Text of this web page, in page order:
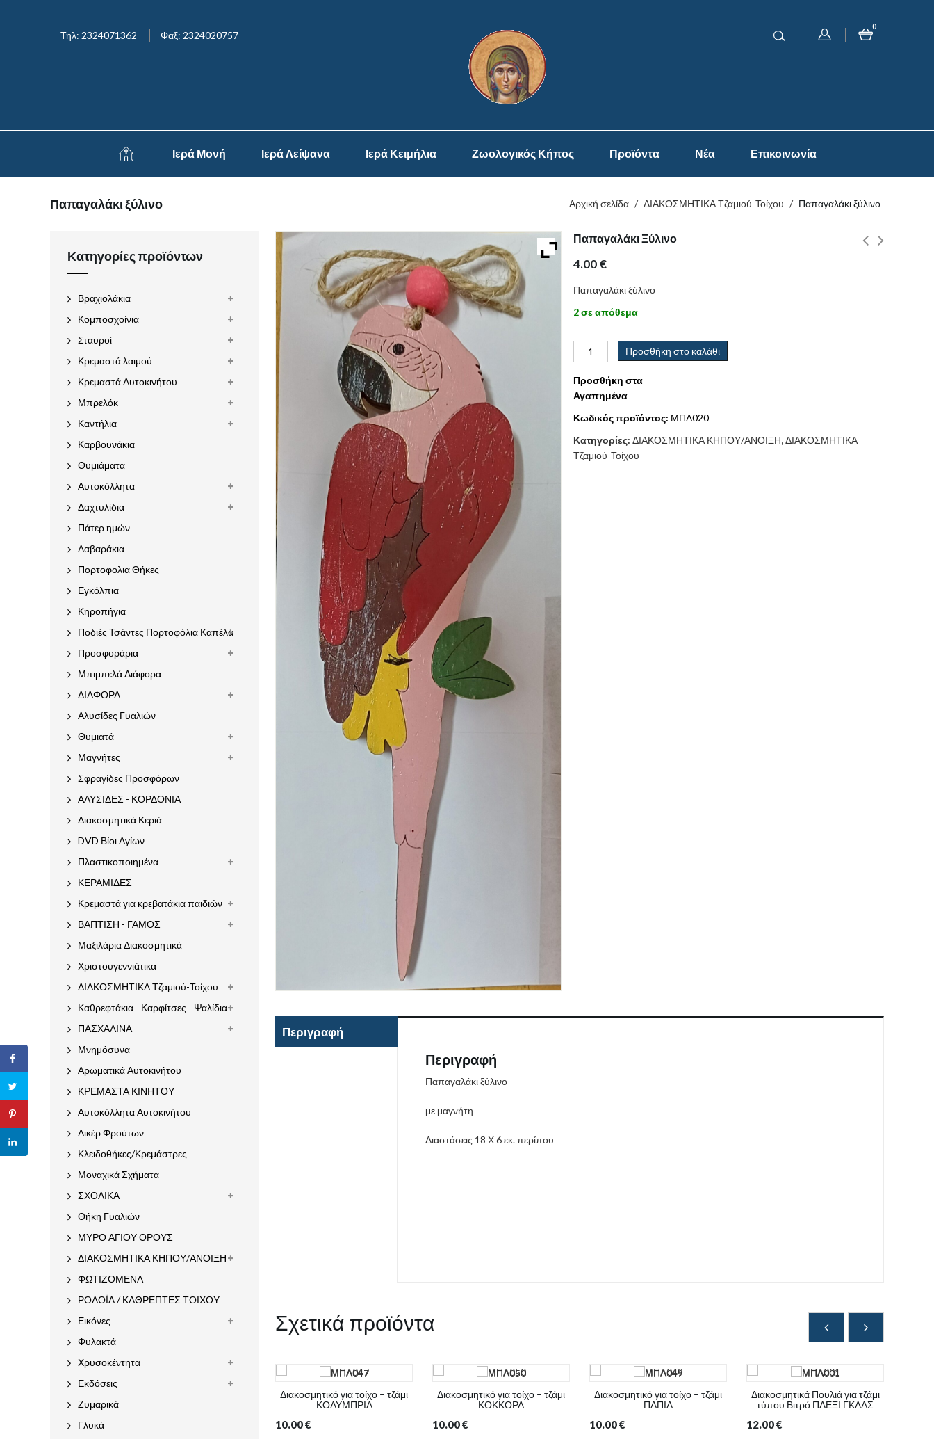
Τηλ: 2324071362 Φαξ: 2324020757
0
Ιερά Μονή Ιερά Λείψανα Ιερά Κειμήλια Ζωολογικός Κήπος Προϊόντα Νέα Επικοινωνία
Παπαγαλάκι ξύλινο Αρχική σελίδα / ΔΙΑΚΟΣΜΗΤΙΚΑ Τζαμιού-Τοίχου / Παπαγαλάκι ξύλινο
Παπαγαλάκι Ξύλινο
4.00€
Παπαγαλάκι ξύλινο
2 σε απόθεμα
Προσθήκη στο καλάθι
Προσθήκη στα
Αγαπημένα
Κωδικός προϊόντος: ΜΠΛ020
Κατηγορίες:ΔΙΑΚΟΣΜΗΤΙΚΑ ΚΗΠΟΥ/ΑΝΟΙΞΗ,ΔΙΑΚΟΣΜΗΤΙΚΑ
Τζαμιού-Τοίχου
Περιγραφή
Περιγραφή
Παπαγαλάκι ξύλινο
με μαγνήτη
Διαστάσεις 18 Χ 6 εκ. περίπου
Σχετικά προϊόντα
Διακοσμητικό για τοίχο – τζάμι
ΚΟΛΥΜΠΡΙΑ
10.00€
Διακοσμητικό για τοίχο – τζάμι
ΚΟΚΚΟΡΑ
10.00€
Διακοσμητικό για τοίχο – τζάμι
ΠΑΠΙΑ
10.00€
Διακοσμητικά Πουλιά για τζάμι
τύπου Βιτρό ΠΛΕΞΙ ΓΚΛΑΣ
12.00€
Κατηγορίες προϊόντων
Βραχιολάκια
Κομποσχοίνια
Σταυροί
Κρεμαστά λαιμού
Κρεμαστά Αυτοκινήτου
Μπρελόκ
Καντήλια
Καρβουνάκια
Θυμιάματα
Αυτοκόλλητα
Δαχτυλίδια
Πάτερ ημών
Λαβαράκια
Πορτοφολια Θήκες
Εγκόλπια
Κηροπήγια
Ποδιές Τσάντες Πορτοφόλια Καπέλα
Προσφοράρια
Μπιμπελά Διάφορα
ΔΙΑΦΟΡΑ
Αλυσίδες Γυαλιών
Θυμιατά
Μαγνήτες
Σφραγίδες Προσφόρων
ΑΛΥΣΙΔΕΣ - ΚΟΡΔΟΝΙΑ
Διακοσμητικά Κεριά
DVD Βίοι Αγίων
Πλαστικοποιημένα
ΚΕΡΑΜΙΔΕΣ
Κρεμαστά για κρεβατάκια παιδιών
ΒΑΠΤΙΣΗ - ΓΑΜΟΣ
Μαξιλάρια Διακοσμητικά
Χριστουγεννιάτικα
ΔΙΑΚΟΣΜΗΤΙΚΑ Τζαμιού-Τοίχου
Καθρεφτάκια - Καρφίτσες - Ψαλίδια
ΠΑΣΧΑΛΙΝΑ
Μνημόσυνα
Αρωματικά Αυτοκινήτου
ΚΡΕΜΑΣΤΑ ΚΙΝΗΤΟΥ
Αυτοκόλλητα Αυτοκινήτου
Λικέρ Φρούτων
Κλειδοθήκες/Κρεμάστρες
Μοναχικά Σχήματα
ΣΧΟΛΙΚΑ
Θήκη Γυαλιών
ΜΥΡΟ ΑΓΙΟΥ ΟΡΟΥΣ
ΔΙΑΚΟΣΜΗΤΙΚΑ ΚΗΠΟΥ/ΑΝΟΙΞΗ
ΦΩΤΙΖΟΜΕΝΑ
ΡΟΛΟΪΑ / ΚΑΘΡΕΠΤΕΣ ΤΟΙΧΟΥ
Εικόνες
Φυλακτά
Χρυσοκέντητα
Εκδόσεις
Ζυμαρικά
Γλυκά